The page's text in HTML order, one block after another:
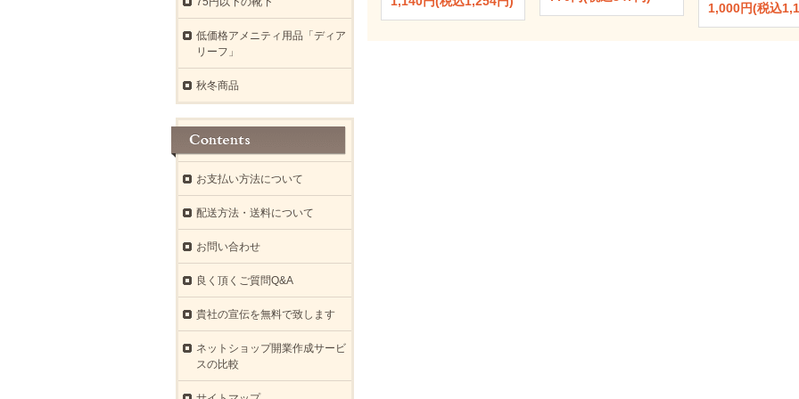
1,000円(税込
低価格アメニティ用品「ディア
リーフ」
秋冬商品
お支払い方法について
配送方法・送料について
お問い合わせ
良く頂くご質問Q&A
貴社の宣伝を無料で致します
ネットショップ開業作成サービ
スの比較